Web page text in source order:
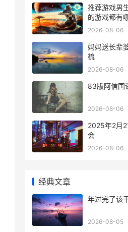
推荐游戏男
的游戏都有
2026-08-06
妈妈送长辈
梳
2026-08-06
83版阿信国
2026-08-06
2025年2月
会
2026-08-06
经典文章
年过完了该
2026-08-05